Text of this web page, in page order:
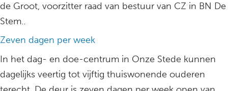
de Groot, voorzitter raad van bestuur van CZ in BN De
Stem..
Zeven dagen per week
In het dag- en doe-centrum in Onze Stede kunnen
dagelijks veertig tot vijftig thuiswonende ouderen